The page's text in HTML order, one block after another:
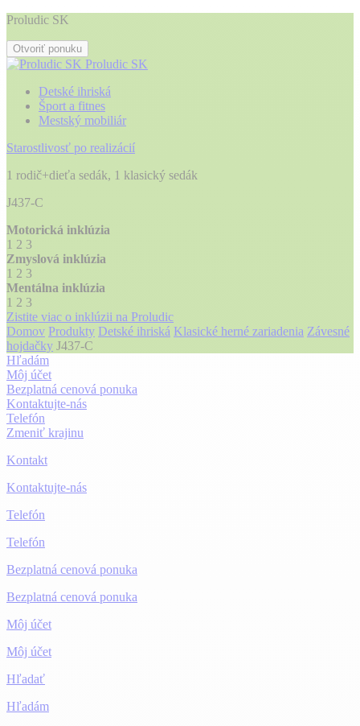
Proludic SK
Otvoriť ponuku
Proludic SK
Detské ihriská
Šport a fitnes
Mestský mobiliár
Starostlivosť po realizácií
1 rodič+dieťa sedák, 1 klasický sedák
J437-C
Motorická inklúzia
1 2 3
Zmyslová inklúzia
1 2 3
Mentálna inklúzia
1 2 3
Zistite viac o inklúzii na Proludic
Domov Produkty Detské ihriská Klasické herné zariadenia Závesné
hojdačky J437-C
Hľadám
Môj účet
Bezplatná cenová ponuka
Kontaktujte-nás
Telefón
Zmeniť krajinu
Kontakt
Kontaktujte-nás
Telefón
Telefón
Bezplatná cenová ponuka
Bezplatná cenová ponuka
Môj účet
Môj účet
Hľadať
Hľadám